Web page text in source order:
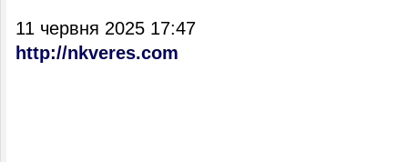
11 червня 2025 17:47
http://nkveres.com